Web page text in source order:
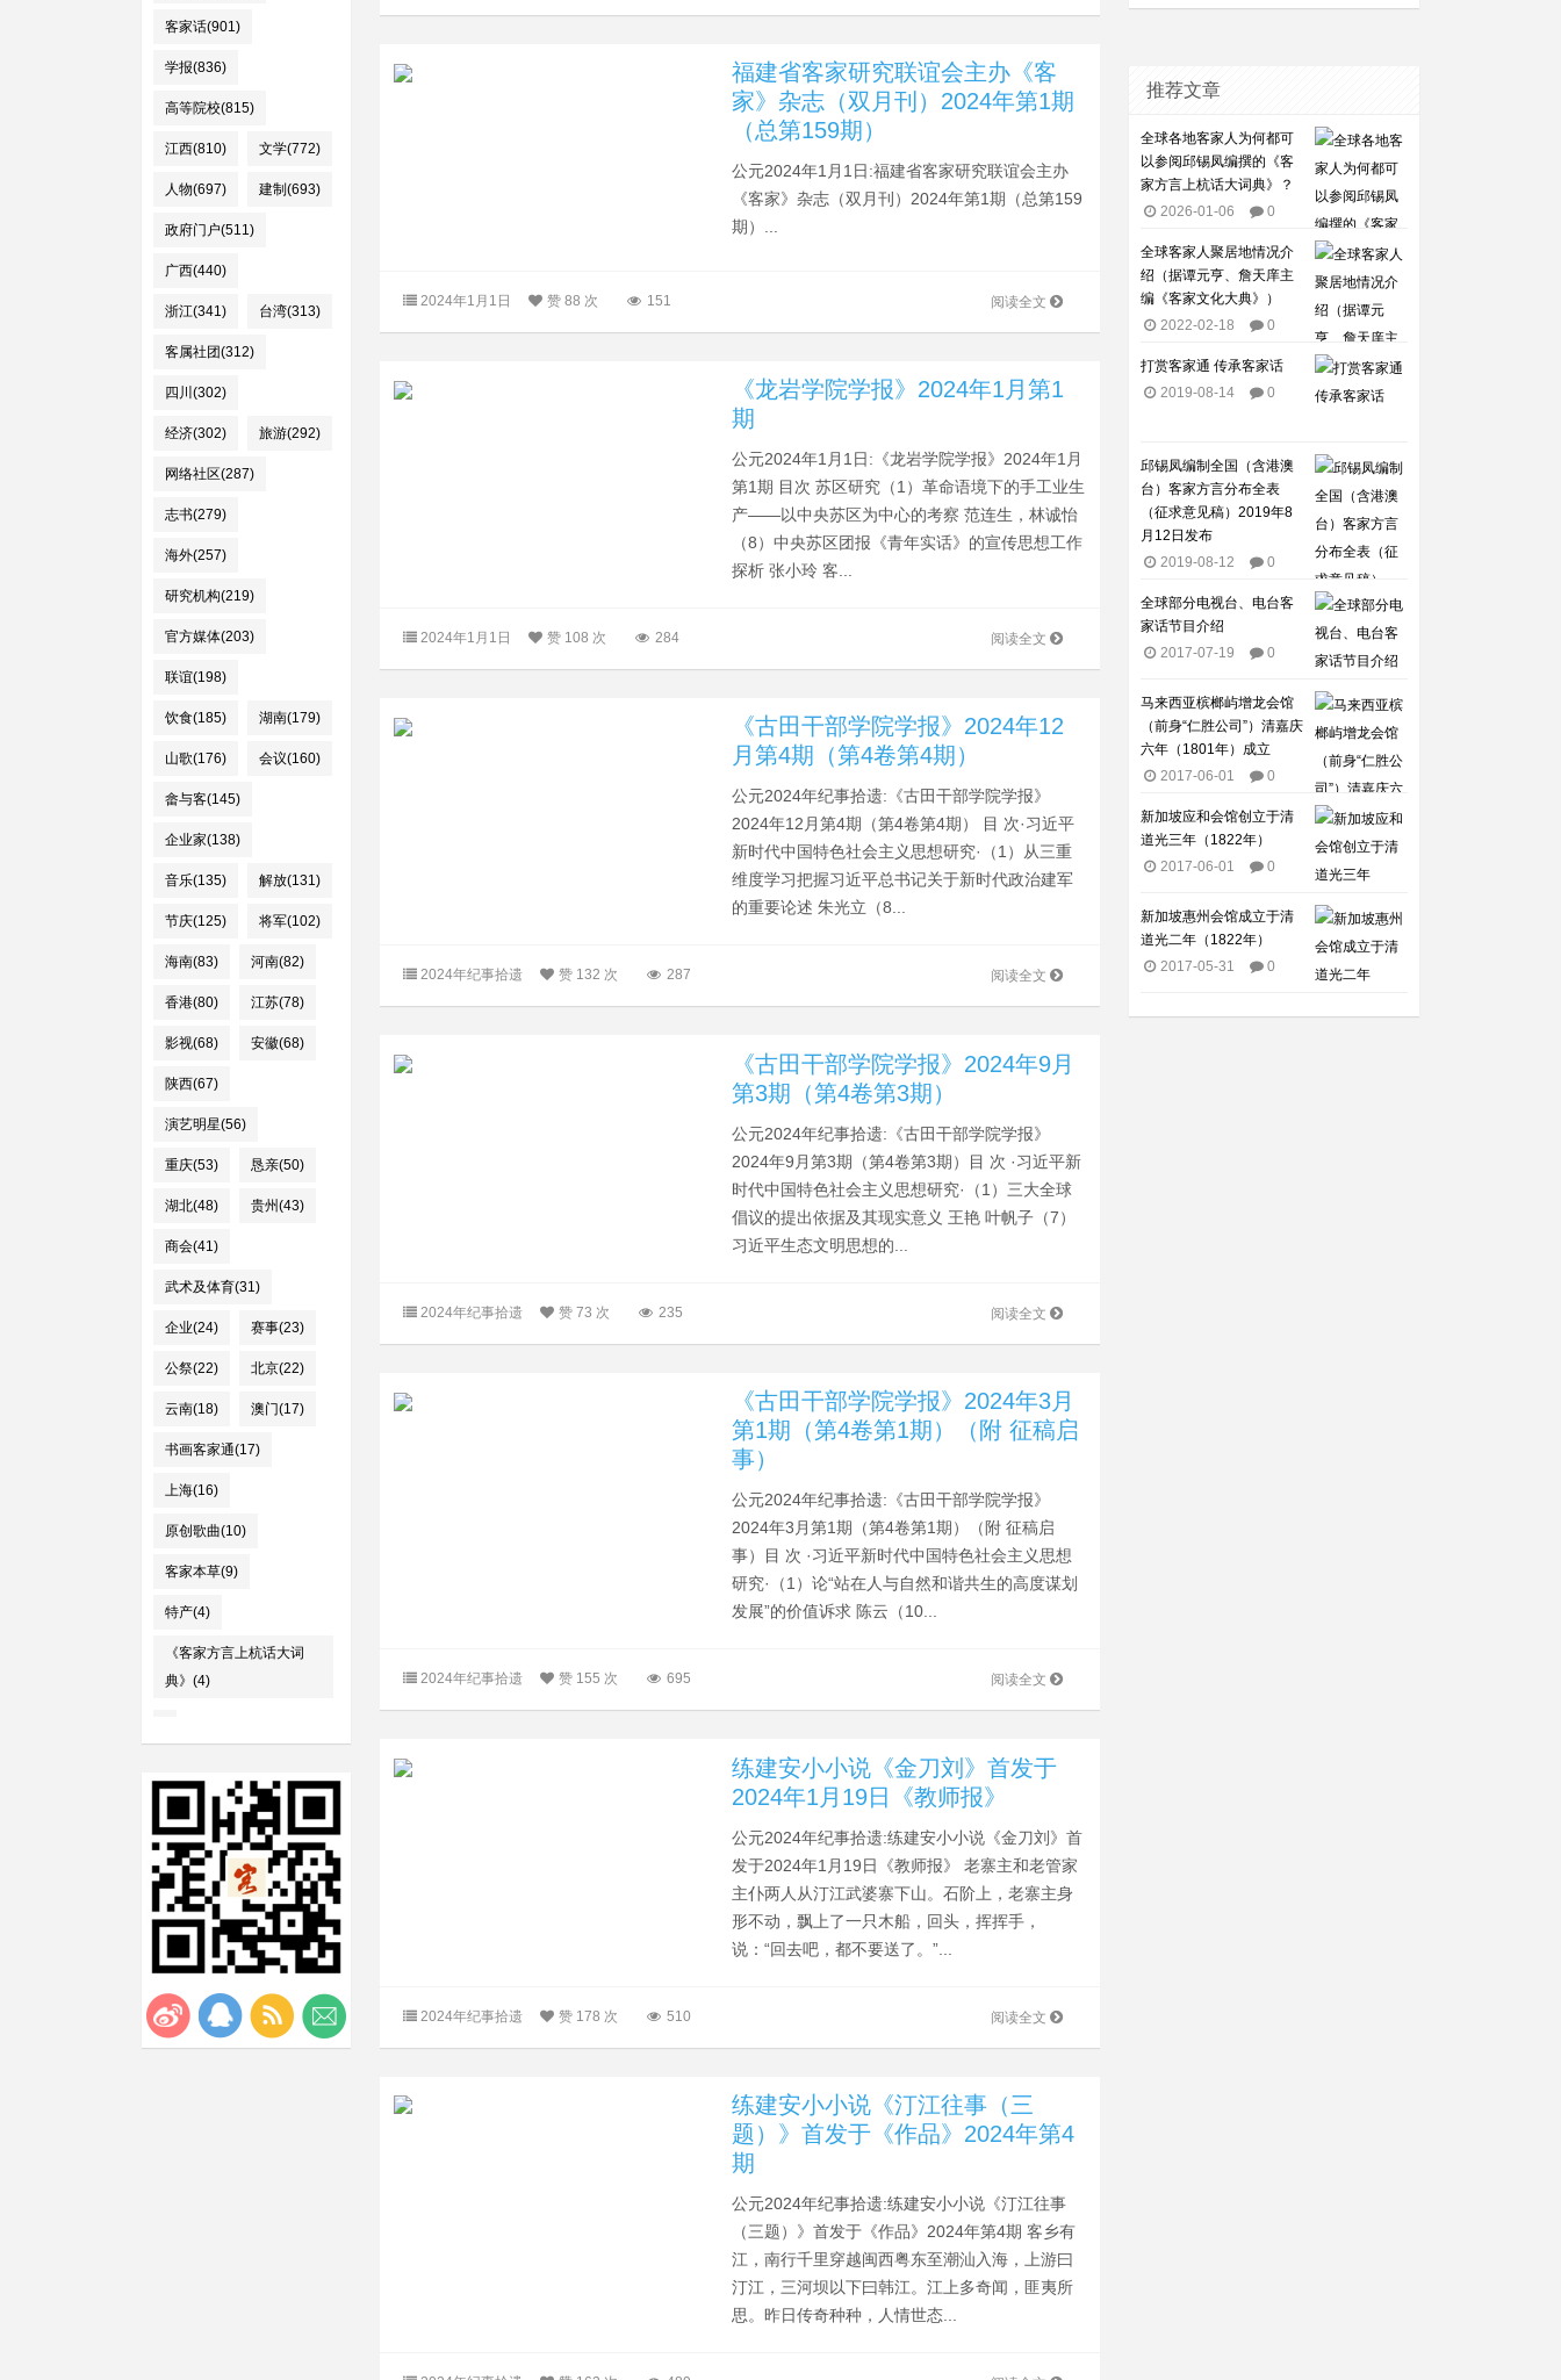
客家话(901)
学报(836)
高等院校(815)
江西(810) 文学(772)
人物(697) 建制(693)
政府门户(511)
广西(440)
浙江(341) 台湾(313)
客属社团(312)
四川(302)
经济(302) 旅游(292)
网络社区(287)
志书(279)
海外(257)
研究机构(219)
官方媒体(203)
联谊(198)
饮食(185) 湖南(179)
山歌(176) 会议(160)
畲与客(145)
企业家(138)
音乐(135) 解放(131)
节庆(125) 将军(102)
海南(83) 河南(82)
香港(80) 江苏(78)
影视(68) 安徽(68)
陕西(67)
演艺明星(56)
重庆(53) 恳亲(50)
湖北(48) 贵州(43)
商会(41)
武术及体育(31)
企业(24) 赛事(23)
公祭(22) 北京(22)
云南(18) 澳门(17)
书画客家通(17)
上海(16)
原创歌曲(10)
客家本草(9)
特产(4)
《客家方言上杭话大词
典》(4)
福建省客家研究联谊会主办《客
家》杂志（双月刊）2024年第1期
（总第159期）
公元2024年1月1日:福建省客家研究联谊会主办
《客家》杂志（双月刊）2024年第1期（总第159
期）...
阅读全文
2024年1月1日 赞 88 次 151
《龙岩学院学报》2024年1月第1
期
公元2024年1月1日:《龙岩学院学报》2024年1月
第1期 目次 苏区研究（1）革命语境下的手工业生
产——以中央苏区为中心的考察 范连生，林诚怡
（8）中央苏区团报《青年实话》的宣传思想工作
探析 张小玲 客...
阅读全文
2024年1月1日 赞 108 次 284
《古田干部学院学报》2024年12
月第4期（第4卷第4期）
公元2024年纪事拾遗:《古田干部学院学报》
2024年12月第4期（第4卷第4期） 目 次·习近平
新时代中国特色社会主义思想研究·（1）从三重
维度学习把握习近平总书记关于新时代政治建军
的重要论述 朱光立（8...
阅读全文
2024年纪事拾遗 赞 132 次 287
《古田干部学院学报》2024年9月
第3期（第4卷第3期）
公元2024年纪事拾遗:《古田干部学院学报》
2024年9月第3期（第4卷第3期）目 次 ·习近平新
时代中国特色社会主义思想研究·（1）三大全球
倡议的提出依据及其现实意义 王艳 叶帆子（7）
习近平生态文明思想的...
阅读全文
2024年纪事拾遗 赞 73 次 235
《古田干部学院学报》2024年3月
第1期（第4卷第1期）（附 征稿启
事）
公元2024年纪事拾遗:《古田干部学院学报》
2024年3月第1期（第4卷第1期）（附 征稿启
事）目 次 ·习近平新时代中国特色社会主义思想
研究·（1）论“站在人与自然和谐共生的高度谋划
发展”的价值诉求 陈云（10...
阅读全文
2024年纪事拾遗 赞 155 次 695
练建安小小说《金刀刘》首发于
2024年1月19日《教师报》
公元2024年纪事拾遗:练建安小小说《金刀刘》首
发于2024年1月19日《教师报》 老寨主和老管家
主仆两人从汀江武婆寨下山。石阶上，老寨主身
形不动，飘上了一只木船，回头，挥挥手，
说：“回去吧，都不要送了。”...
阅读全文
2024年纪事拾遗 赞 178 次 510
练建安小小说《汀江往事（三
题）》首发于《作品》2024年第4
期
公元2024年纪事拾遗:练建安小小说《汀江往事
（三题）》首发于《作品》2024年第4期 客乡有
江，南行千里穿越闽西粤东至潮汕入海，上游曰
汀江，三河坝以下曰韩江。江上多奇闻，匪夷所
思。昨日传奇种种，人情世态...
推荐文章
全球各地客家人为何都可
以参阅邱锡凤编撰的《客
家方言上杭话大词典》？
2026-01-06
0
全球客家人聚居地情况介
绍（据谭元亨、詹天庠主
编《客家文化大典》）
2022-02-18
0
打赏客家通 传承客家话
2019-08-14
0
邱锡凤编制全国（含港澳
台）客家方言分布全表
（征求意见稿）2019年8
月12日发布
2019-08-12
0
全球部分电视台、电台客
家话节目介绍​
2017-07-19
0
马来西亚槟榔屿增龙会馆
（前身“仁胜公司”）清嘉庆
六年（1801年）成立
2017-06-01
0
新加坡应和会馆创立于清
道光三年（1822年）
2017-06-01
0
新加坡惠州会馆成立于清
道光二年（1822年）
2017-05-31
0